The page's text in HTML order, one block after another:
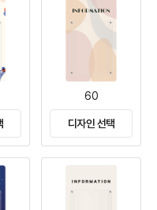
60
디자인 선택